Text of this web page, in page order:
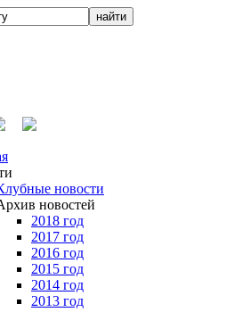
новости
новостей
2018 год
2017 год
2016 год
2015 год
2014 год
2013 год